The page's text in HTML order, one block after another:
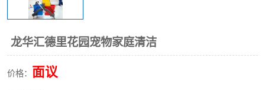
龙华汇德里花园宠物家庭清洁
价格： 面议